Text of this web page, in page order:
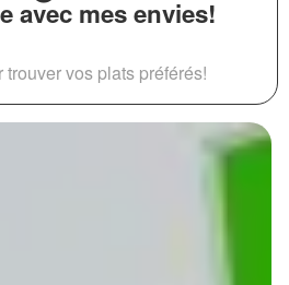
avec mes envies!
vos plats préférés!